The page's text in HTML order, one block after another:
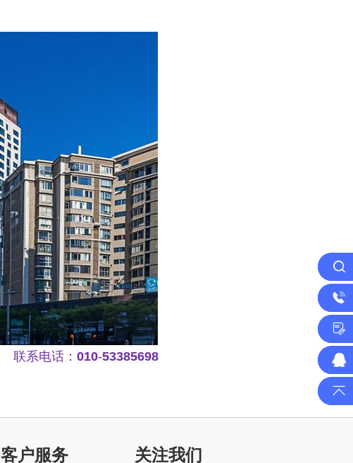
联系电话： 010-53385698
客户服务 关注我们